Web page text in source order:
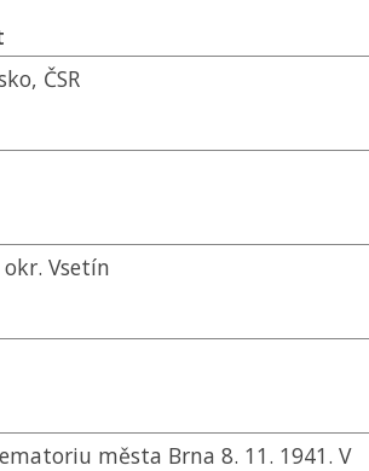
ČSR
Vsetín
města Brna 8. 11. 1941. V